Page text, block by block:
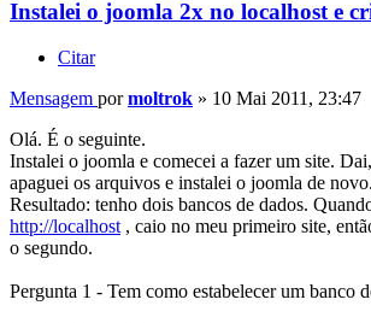
Instalei o joomla 2x no localhost e
Citar
Mensagem pormoltrok » 10 Mai 2011, 23:47
Olá. É o seguinte.
Instalei o joomla e comecei a fazer um site.
apaguei os arquivos e instalei o joomla de novo.
Resultado: tenho dois bancos de dados.
http://localhost , caio no meu primeiro site,
o segundo.
Pergunta 1 - Tem como estabelecer um banco